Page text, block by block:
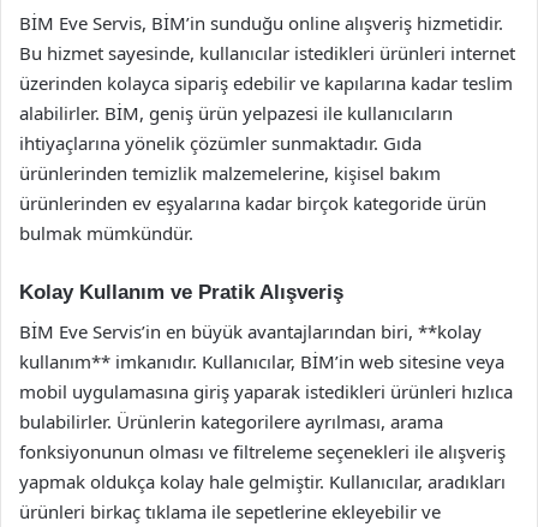
BİM Eve Servis, BİM’in sunduğu online alışveriş hizmetidir.
Bu hizmet sayesinde, kullanıcılar istedikleri ürünleri internet
üzerinden kolayca sipariş edebilir ve kapılarına kadar teslim
alabilirler. BİM, geniş ürün yelpazesi ile kullanıcıların
ihtiyaçlarına yönelik çözümler sunmaktadır. Gıda
ürünlerinden temizlik malzemelerine, kişisel bakım
ürünlerinden ev eşyalarına kadar birçok kategoride ürün
bulmak mümkündür.
Kolay Kullanım ve Pratik Alışveriş
BİM Eve Servis’in en büyük avantajlarından biri, **kolay
kullanım** imkanıdır. Kullanıcılar, BİM’in web sitesine veya
mobil uygulamasına giriş yaparak istedikleri ürünleri hızlıca
bulabilirler. Ürünlerin kategorilere ayrılması, arama
fonksiyonunun olması ve filtreleme seçenekleri ile alışveriş
yapmak oldukça kolay hale gelmiştir. Kullanıcılar, aradıkları
ürünleri birkaç tıklama ile sepetlerine ekleyebilir ve